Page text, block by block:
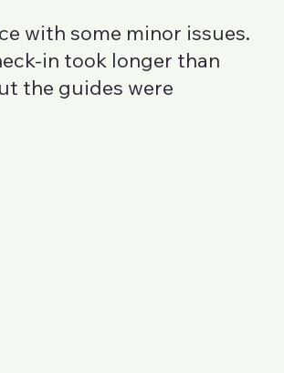
with some minor issues.
in took longer than
the guides were